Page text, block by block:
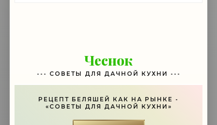
Чеснок
--- СОВЕТЫ ДЛЯ ДАЧНОЙ КУХНИ ---
РЕЦЕПТ БЕЛЯШЕЙ КАК НА РЫНКЕ -
«СОВЕТЫ ДЛЯ ДАЧНОЙ КУХНИ»